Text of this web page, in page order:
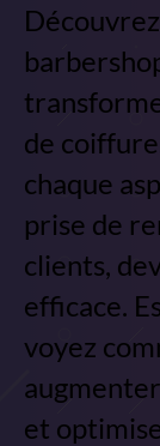
de
chaque
prise de
clients,
efficace.
voyez
et